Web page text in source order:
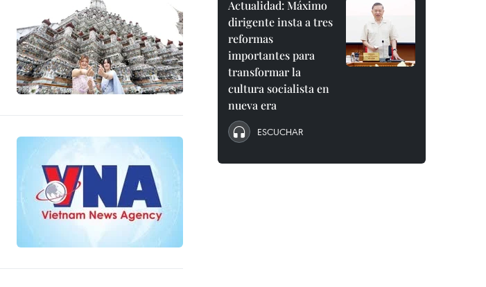
Actualidad: Máximo
dirigente insta a tres
reformas
importantes para
transformar la
cultura socialista en
nueva era
ESCUCHAR